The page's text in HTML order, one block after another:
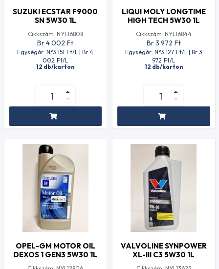
SUZUKI ECSTAR F9000
SN 5W30 1L
Cikkszám: NYL16808
Br 4 002 Ft
Egységár: N°3 151 Ft/L | Br 4
002 Ft/L
12 db/karton
LIQUI MOLY LONGTIME
HIGH TECH 5W30 1L
Cikkszám: NYL16844
Br 3 972 Ft
Egységár: N°3 127 Ft/L | Br 3
972 Ft/L
12 db/karton
OPEL-GM MOTOR OIL
DEXOS 1 GEN3 5W30 1L
VALVOLINE SYNPOWER
XL-III C3 5W30 1L